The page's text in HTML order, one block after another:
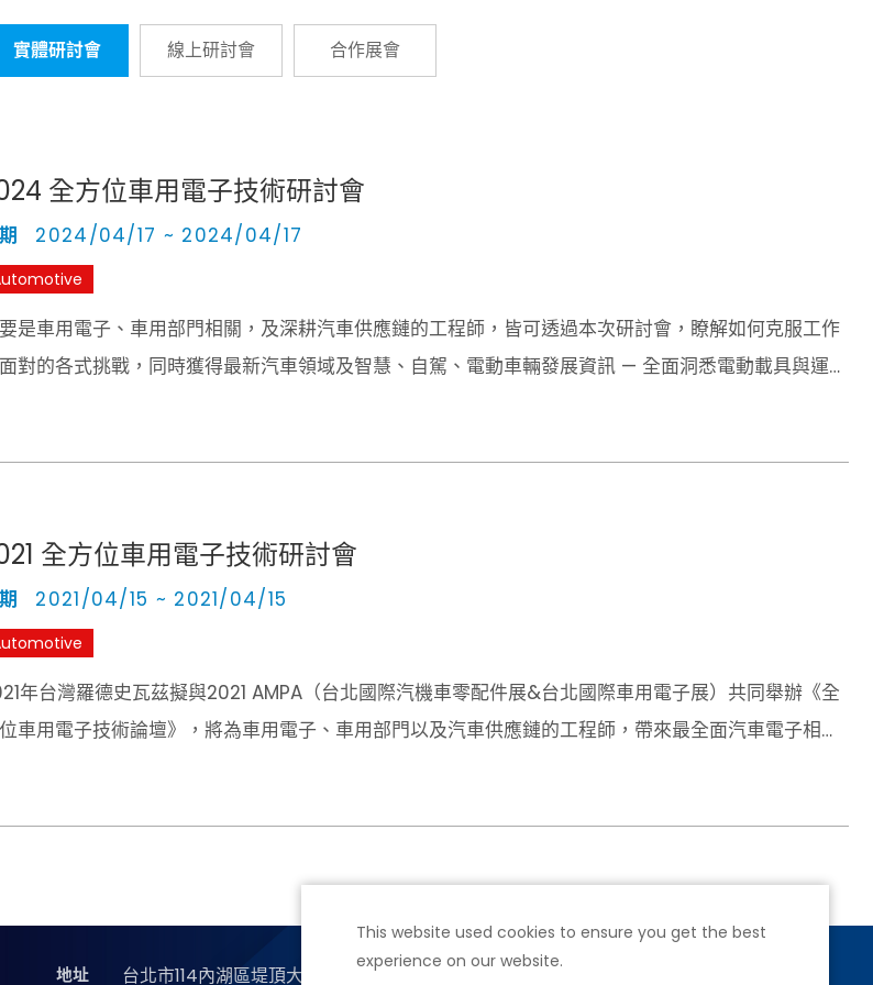
This website used cookies to ensure you get the best
experience on our website.
實體研討會 線上研討會 合作展會
全方位車用電子技術研討會
2024/04/17 ~ 2024/04/17
是車用電子、車用部門相關，及深耕汽車供應鏈的工程師，皆可透過本次研討會，瞭解如何克服工作
對的各式挑戰，同時獲得最新汽車領域及智慧、自駕、電動車輛發展資訊 — 全面洞悉電動載具與運輸
全方位車用電子技術研討會
2021/04/15 ~ 2021/04/15
年台灣羅德史瓦茲擬與2021 AMPA（台北國際汽機車零配件展&台北國際車用電子展）共同舉辦《全
車用電子技術論壇》，將為車用電子、車用部門以及汽車供應鏈的工程師，帶來最全面汽車電子相關
地址 台北市114內湖區堤頂大道二段89號4樓